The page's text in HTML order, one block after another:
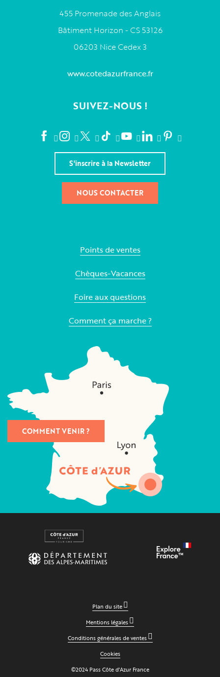
455 Promenade des Anglais
Bâtiment Horizon - CS 53126
06203 Nice Cedex 3
www.cotedazurfrance.fr
SUIVEZ-NOUS !
S'inscrire à la Newsletter
NOUS CONTACTER
Points de ventes
Chèques-Vacances
Foire aux questions
Comment ça marche ?
COMMENT VENIR ?
Plan du site
Mentions légales
Conditions générales de ventes
Cookies
©2024 Pass Côte d'Azur France